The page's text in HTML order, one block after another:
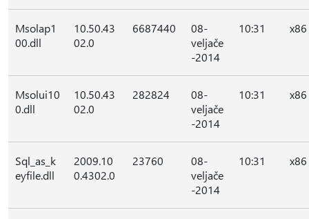
Msolap1
00.dll
10.50.43
02.0
6687440
08-
veljače
-2014
10:31 x86
Msolui10
0.dll
10.50.43
02.0
282824
08-
veljače
-2014
10:31 x86
Sql_as_k
eyfile.dll
2009.10
0.4302.0
23760
08-
veljače
-2014
10:31 x86